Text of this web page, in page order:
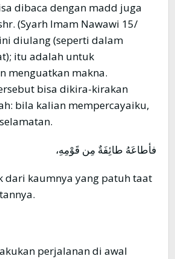
dibaca dengan madd juga
(Syarh Imam Nawawi 15/
diulang (seperti dalam
itu adalah untuk
menguatkan makna.
bisa dikira-kirakan
bila kalian mempercayaiku,
فأطاعَهُ طائِفَةٌ مِن قَوْمِهِ،
dari kaumnya yang patuh taat
perjalanan di awal